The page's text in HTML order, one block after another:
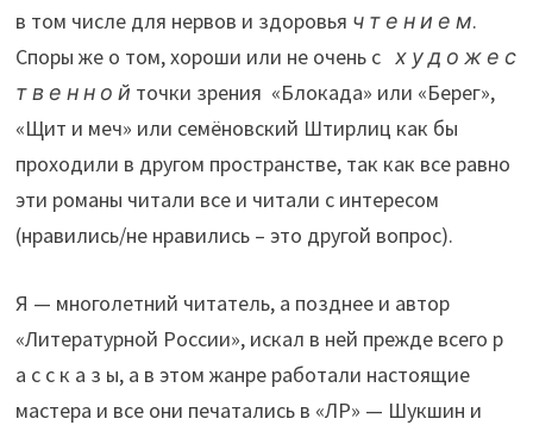
в том числе для нервов и здоровья ч т е н и е м.
Споры же о том, хороши или не очень с х у д о ж е с
т в е н н о й точки зрения «Блокада» или «Берег»,
«Щит и меч» или семёновский Штирлиц как бы
проходили в другом пространстве, так как все равно
эти романы читали все и читали с интересом
(нравились/не нравились – это другой вопрос).
Я — многолетний читатель, а позднее и автор
«Литературной России», искал в ней прежде всего р
а с с к а з ы, а в этом жанре работали настоящие
мастера и все они печатались в «ЛР» — Шукшин и